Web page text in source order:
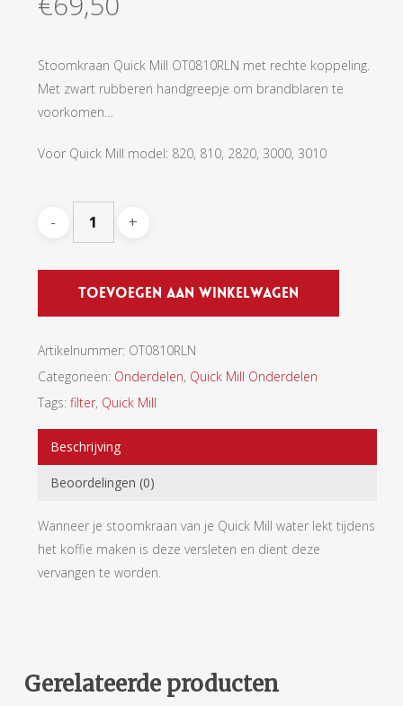
Stoomkraan Quick Mill OT0810RLN met rechte koppeling.
Met zwart rubberen handgreepje om brandblaren te
voorkomen…
Voor Quick Mill model: 820, 810, 2820, 3000, 3010
Toevoegen Aan Winkelwagen
Artikelnummer: OT0810RLN
Categorieën: Onderdelen, Quick Mill Onderdelen
Tags: filter, Quick Mill
Beschrijving
Beoordelingen (0)
Wanneer je stoomkraan van je Quick Mill water lekt tijdens
het koffie maken is deze versleten en dient deze
vervangen te worden.
Gerelateerde producten